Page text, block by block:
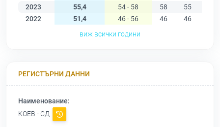
2023
55,4 54 - 58 58 55
2022
51,4 46 - 56 46 46
виж всички години
РЕГИСТЪРНИ ДАННИ
Наименование:
КОЕВ - СД